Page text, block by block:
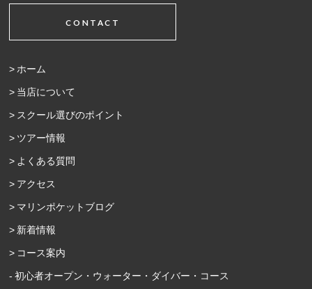
CONTACT
ホーム
当店について
スクール選びのポイント
ツアー情報
よくある質問
アクセス
マリンポケットブログ
新着情報
コース案内
初心者オープン・ウォーター・ダイバー・コース